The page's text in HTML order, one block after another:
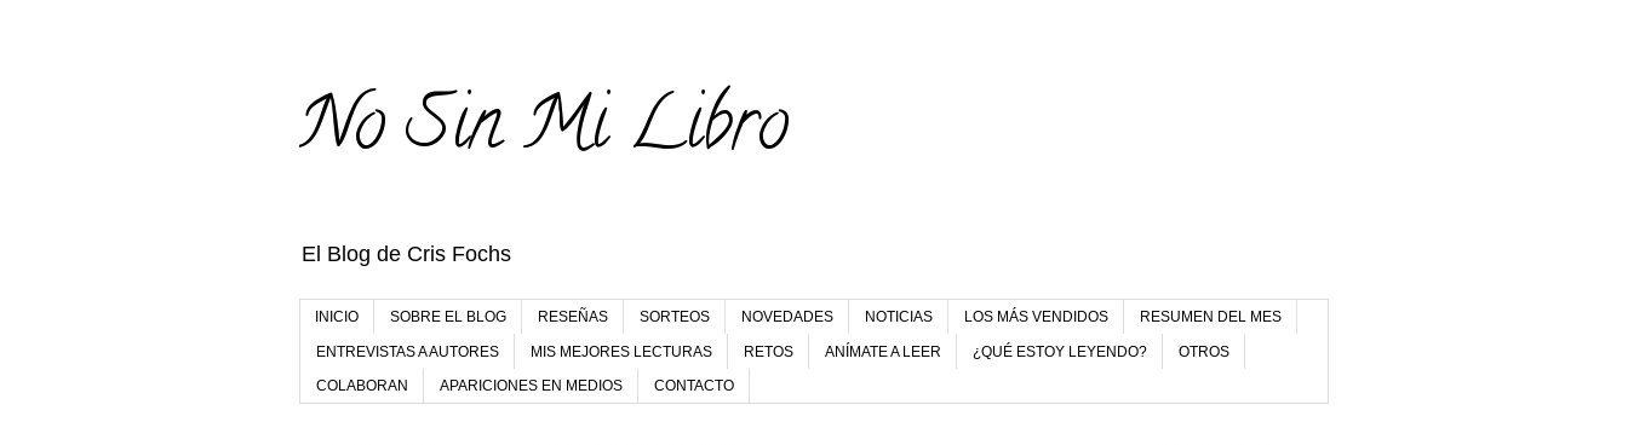
No Sin Mi Libro
El Blog de Cris Fochs
INICIO SOBRE EL BLOG RESEÑAS SORTEOS NOVEDADES NOTICIAS LOS MÁS VENDIDOS RESUMEN DEL MES
ENTREVISTAS A AUTORES MIS MEJORES LECTURAS RETOS ANÍMATE A LEER ¿QUÉ ESTOY LEYENDO? OTROS
COLABORAN APARICIONES EN MEDIOS CONTACTO